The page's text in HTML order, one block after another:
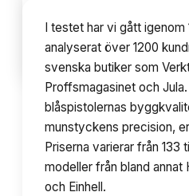
Innehållsförteckning
I testet har vi gått igenom
analyserat över 1200
svenska butiker som
Proffsmagasinet och
blåspistolernas
munstyckens precision,
Priserna varierar från 133
modeller från bland annat
och Einhell.